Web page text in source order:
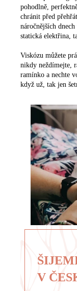
pohodlně,
chránit před
náročnějších
statická elektřina,
Viskózu můžete
nikdy neždímejte,
ramínko a nechte
když už, tak jen
V